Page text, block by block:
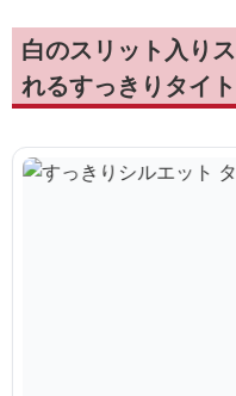
白のスリット入り
れるすっきりタイ